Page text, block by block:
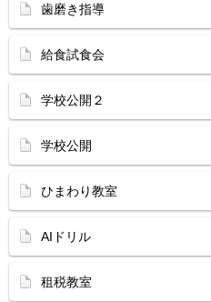
歯磨き指導
給食試食会
学校公開２
学校公開
ひまわり教室
AIドリル
租税教室